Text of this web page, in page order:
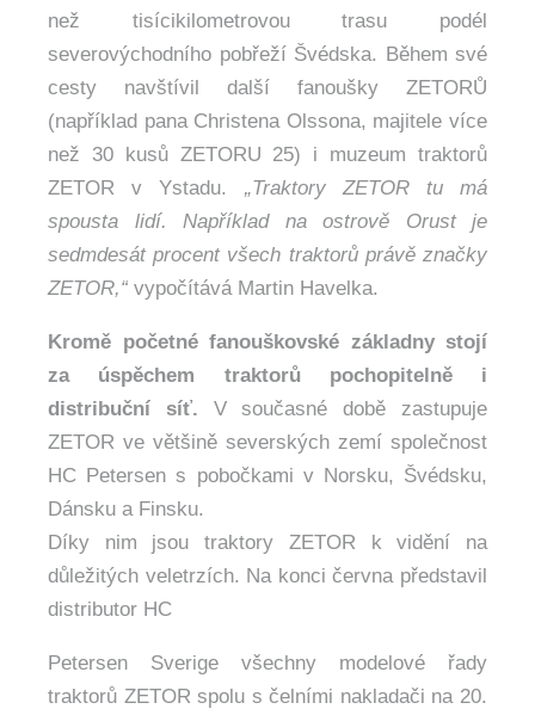
než tisícikilometrovou trasu podél
severovýchodního pobřeží Švédska. Během své
cesty navštívil další fanoušky ZETORŮ
(například pana Christena Olssona, majitele více
než 30 kusů ZETORU 25) i muzeum traktorů
ZETOR v Ystadu. „Traktory ZETOR tu má
spousta lidí. Například na ostrově Orust je
sedmdesát procent všech traktorů právě značky
ZETOR,“ vypočítává Martin Havelka.
Kromě početné fanouškovské základny stojí
za úspěchem traktorů pochopitelně i
distribuční síť. V současné době zastupuje
ZETOR ve většině severských zemí společnost
HC Petersen s pobočkami v Norsku, Švédsku,
Dánsku a Finsku.
Díky nim jsou traktory ZETOR k vidění na
důležitých veletrzích. Na konci června představil
distributor HC
Petersen Sverige všechny modelové řady
traktorů ZETOR spolu s čelními nakladači na 20.